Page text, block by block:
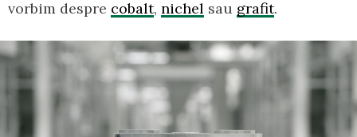
vorbim despre cobalt, nichel sau grafit.